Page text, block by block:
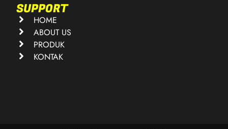
SUPPORT
HOME
ABOUT US
PRODUK
KONTAK